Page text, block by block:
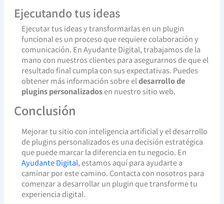
Ejecutando tus ideas
Ejecutar tus ideas y transformarlas en un plugin
funcional es un proceso que requiere colaboración y
comunicación. En Ayudante Digital, trabajamos de la
mano con nuestros clientes para asegurarnos de que el
resultado final cumpla con sus expectativas. Puedes
obtener más información sobre eldesarrollo de
plugins personalizadosen nuestro sitio web.
Conclusión
Mejorar tu sitio con inteligencia artificial y el desarrollo
de plugins personalizados es una decisión estratégica
que puede marcar la diferencia en tu negocio. En
Ayudante Digital, estamos aquí para ayudarte a
caminar por este camino. Contacta con nosotros para
comenzar a desarrollar un plugin que transforme tu
experiencia digital.